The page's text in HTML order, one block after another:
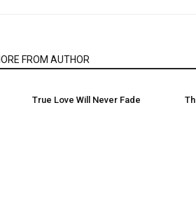
FROM AUTHOR
True Love Will Never Fade